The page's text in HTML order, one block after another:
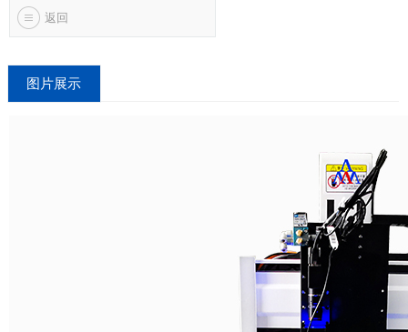
返回
图片展示